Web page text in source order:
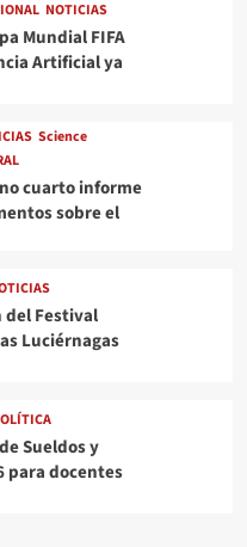
NOTICIAS
Mundial FIFA
Artificial ya
Science
cuarto informe
sobre el
del Festival
Luciérnagas
Sueldos y
para docentes